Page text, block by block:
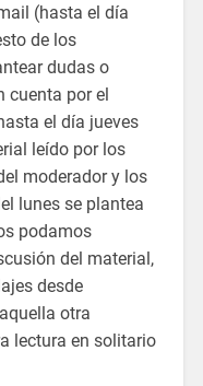
(hasta el día
de los
dudas o
cuenta por el
el día jueves
leído por los
moderador y los
lunes se plantea
podamos
del material,
desde
otra
lectura en solitario